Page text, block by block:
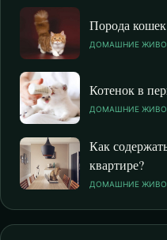
Порода
ДОМАШНИЕ
Котенок в
ДОМАШНИЕ
Как
квартире?
ДОМАШНИЕ